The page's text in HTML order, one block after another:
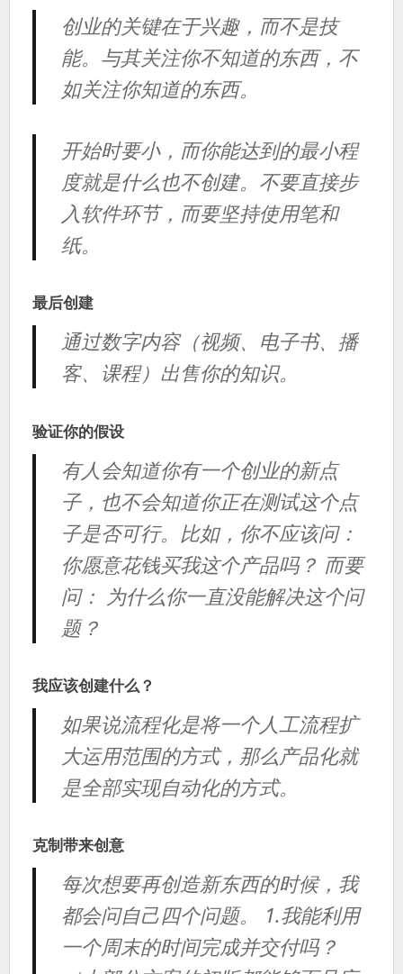
创业的关键在于兴趣，而不是技
能。与其关注你不知道的东西，不
如关注你知道的东西。
开始时要小，而你能达到的最小程
度就是什么也不创建。不要直接步
入软件环节，而要坚持使用笔和
纸。
最后创建
通过数字内容（视频、电子书、播
客、课程）出售你的知识。
验证你的假设
有人会知道你有一个创业的新点
子，也不会知道你正在测试这个点
子是否可行。比如，你不应该问：
你愿意花钱买我这个产品吗？ 而要
问： 为什么你一直没能解决这个问
题？
我应该创建什么？
如果说流程化是将一个人工流程扩
大运用范围的方式，那么产品化就
是全部实现自动化的方式。
克制带来创意
每次想要再创造新东西的时候，我
都会问自己四个问题。 1.我能利用
一个周末的时间完成并交付吗？